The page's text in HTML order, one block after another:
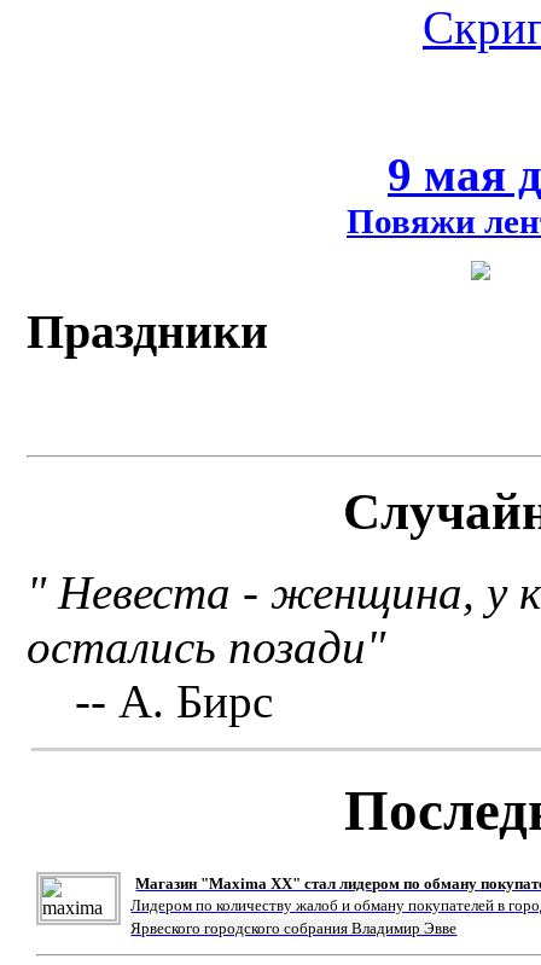
9 мая
Повяжи
Праздники
" Невеста - женщина, у
остались позади"
-- А. Бирс
Магазин "Maxima XX" стал лидером по обману
Лидером по количеству жалоб и обману покупателей в
Ярвеского городского собрания Владимир Эвве